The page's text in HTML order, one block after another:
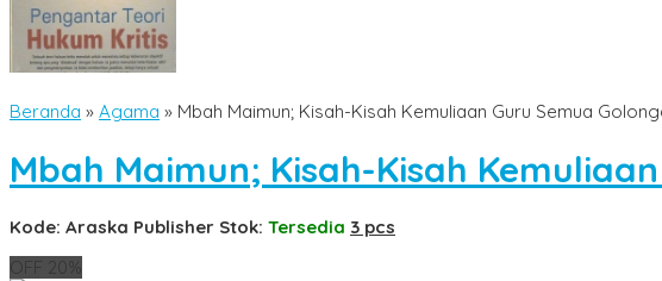
Beranda » Agama » Mbah Maimun; Kisah-Kisah Kemuliaan Guru Semua
Mbah Maimun; Kisah-Kisah
Kode: Araska Publisher Stok: Tersedia 3 pcs
OFF 20%